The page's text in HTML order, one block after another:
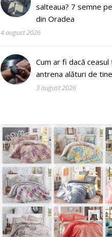
salteaua? 7 semne
din Oradea
4 august 2026
Cum ar fi dacă
antrena alături de
3 august 2026